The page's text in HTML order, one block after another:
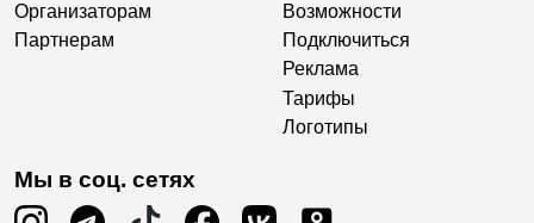
Организаторам
Партнерам
Возможности
Подключиться
Реклама
Тарифы
Логотипы
Мы в соц. сетях